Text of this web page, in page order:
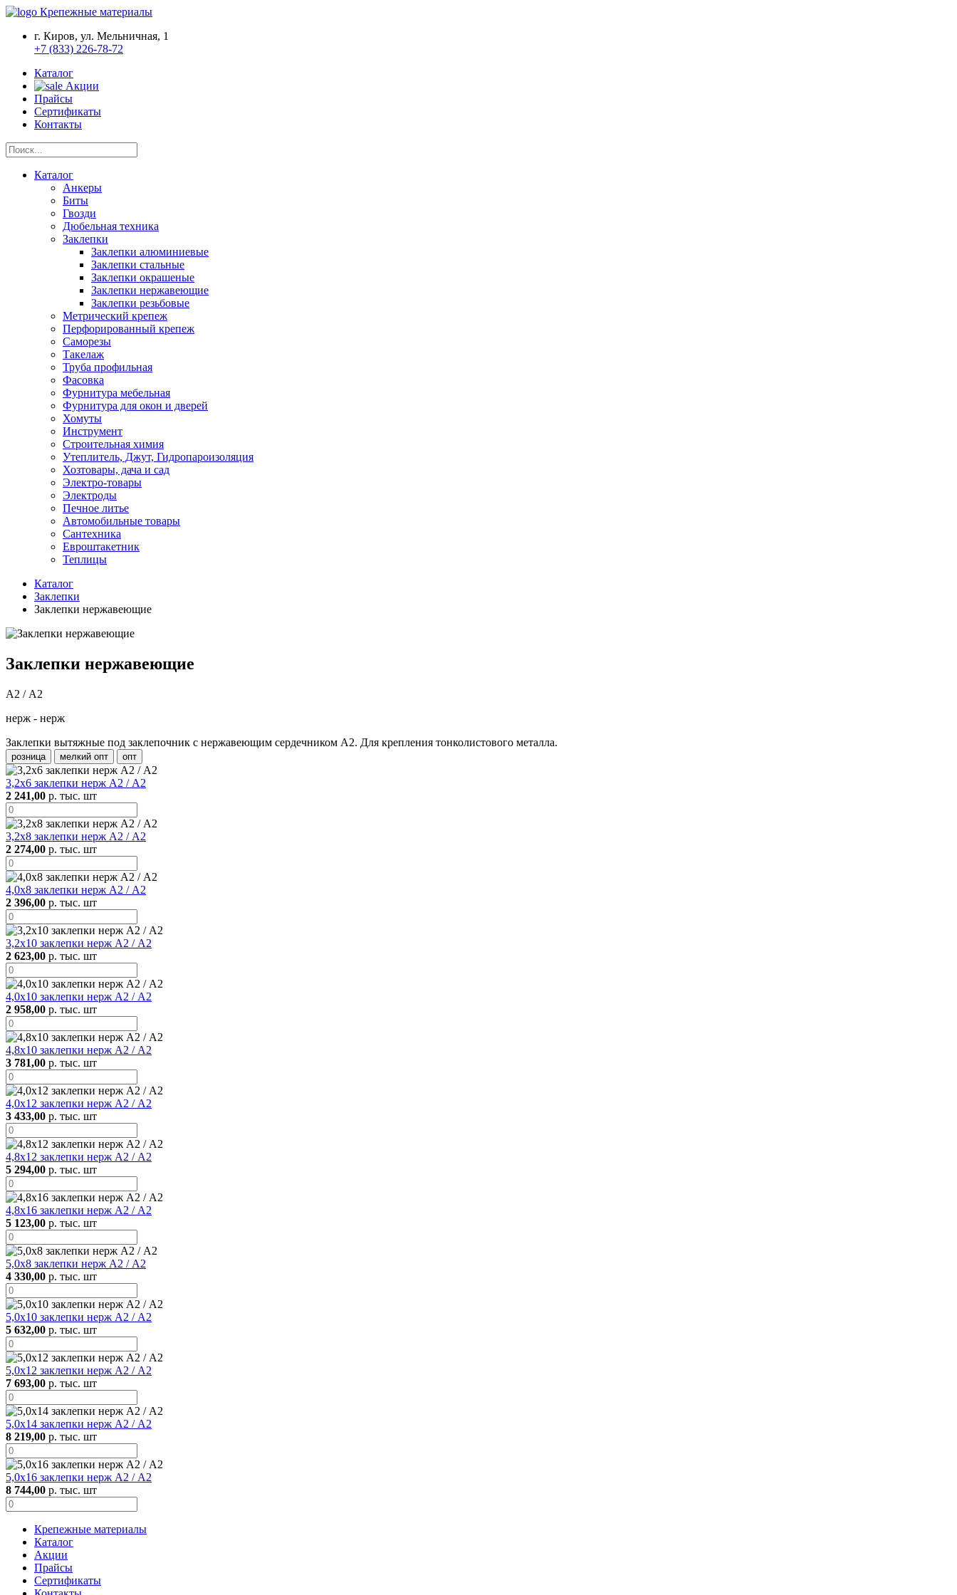
Крепежные материалы
г. Киров, ул. Мельничная, 1
+7 (833) 226-78-72
Каталог
Акции
Прайсы
Сертификаты
Контакты
Каталог
Анкеры
Биты
Гвозди
Дюбельная техника
Заклепки
Заклепки алюминиевые
Заклепки стальные
Заклепки окрашеные
Заклепки нержавеющие
Заклепки резьбовые
Метрический крепеж
Перфорированный крепеж
Саморезы
Такелаж
Труба профильная
Фасовка
Фурнитура мебельная
Фурнитура для окон и дверей
Хомуты
Инструмент
Строительная химия
Утеплитель, Джут, Гидропароизоляция
Хозтовары, дача и сад
Электро-товары
Электроды
Печное литье
Автомобильные товары
Сантехника
Евроштакетник
Теплицы
Каталог
Заклепки
Заклепки нержавеющие
Заклепки нержавеющие
А2 / А2
нерж - нерж
Заклепки вытяжные под заклепочник с нержавеющим сердечником А2. Для крепления тонколистового металла.
розница мелкий опт опт
3,2х6 заклепки нерж А2 / А2
2 241,00 р. тыс. шт
3,2х8 заклепки нерж А2 / А2
2 274,00 р. тыс. шт
4,0х8 заклепки нерж А2 / А2
2 396,00 р. тыс. шт
3,2х10 заклепки нерж А2 / А2
2 623,00 р. тыс. шт
4,0х10 заклепки нерж А2 / А2
2 958,00 р. тыс. шт
4,8х10 заклепки нерж А2 / А2
3 781,00 р. тыс. шт
4,0х12 заклепки нерж А2 / А2
3 433,00 р. тыс. шт
4,8х12 заклепки нерж А2 / А2
5 294,00 р. тыс. шт
4,8х16 заклепки нерж А2 / А2
5 123,00 р. тыс. шт
5,0х8 заклепки нерж А2 / А2
4 330,00 р. тыс. шт
5,0х10 заклепки нерж А2 / А2
5 632,00 р. тыс. шт
5,0х12 заклепки нерж А2 / А2
7 693,00 р. тыс. шт
5,0х14 заклепки нерж А2 / А2
8 219,00 р. тыс. шт
5,0х16 заклепки нерж А2 / А2
8 744,00 р. тыс. шт
Крепежные материалы
Каталог
Акции
Прайсы
Сертификаты